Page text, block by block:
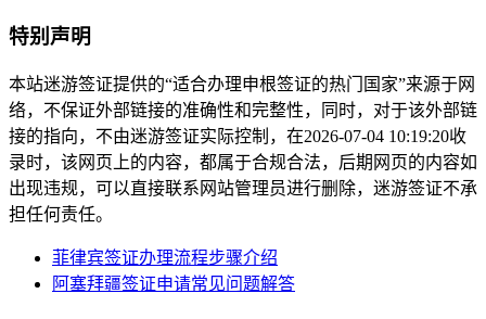
特别声明
本站迷游签证提供的“适合办理申根签证的热门国家”来源于网
络，不保证外部链接的准确性和完整性，同时，对于该外部链
接的指向，不由迷游签证实际控制，在2026-07-04 10:19:20收
录时，该网页上的内容，都属于合规合法，后期网页的内容如
出现违规，可以直接联系网站管理员进行删除，迷游签证不承
担任何责任。
菲律宾签证办理流程步骤介绍
阿塞拜疆签证申请常见问题解答